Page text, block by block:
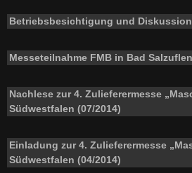
Betriebsbesichtigung und
Messeteilnahme FMB in Bad
Nachlese zur 4. Zulieferermesse
Südwestfalen (07/2014)
Einladung zur 4. Zulieferermesse
Südwestfalen (04/2014)